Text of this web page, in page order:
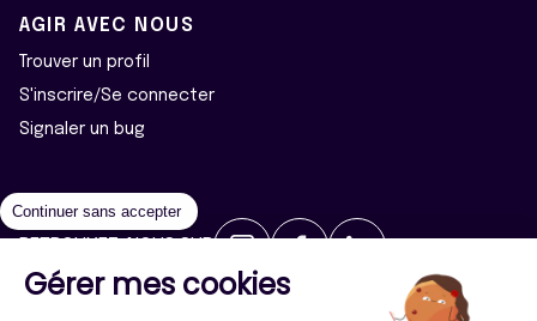
AGIR AVEC NOUS
Trouver un profil
S'inscrire/Se connecter
Signaler un bug
2026 ©Majeur·e·s - Tous droits réservés
Continuer sans accepter
Gérer mes cookies